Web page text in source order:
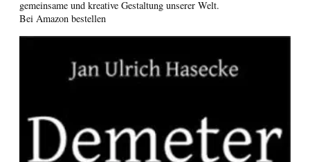
gemeinsame und kreative Gestaltung unserer Welt.
Bei Amazon bestellen